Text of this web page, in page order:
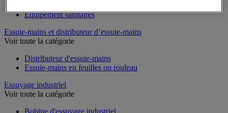
Équipement salle de bain
Essuie-mains et distributeur d’essuie-mains
Distributeur d'essuie-mains
Essuyage industriel